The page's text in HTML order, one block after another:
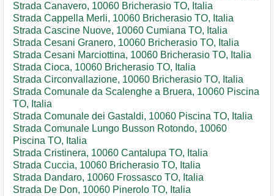
Strada Canavero, 10060 Bricherasio TO, Italia
Strada Cappella Merli, 10060 Bricherasio TO, Italia
Strada Cascine Nuove, 10060 Cumiana TO, Italia
Strada Cesani Granero, 10060 Bricherasio TO, Italia
Strada Cesani Marciottina, 10060 Bricherasio TO, Italia
Strada Cioca, 10060 Bricherasio TO, Italia
Strada Circonvallazione, 10060 Bricherasio TO, Italia
Strada Comunale da Scalenghe a Bruera, 10060 Piscina
TO, Italia
Strada Comunale dei Gastaldi, 10060 Piscina TO, Italia
Strada Comunale Lungo Busson Rotondo, 10060
Piscina TO, Italia
Strada Cristinera, 10060 Cantalupa TO, Italia
Strada Cuccia, 10060 Bricherasio TO, Italia
Strada Dandaro, 10060 Frossasco TO, Italia
Strada De Don, 10060 Pinerolo TO, Italia